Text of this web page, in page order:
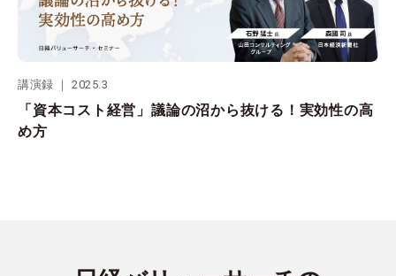
講演録 ｜ 2025.3
「資本コスト経営」議論の沼から抜ける！実効性の高
め方